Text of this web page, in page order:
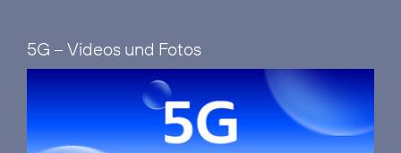
5G – Videos und Fotos